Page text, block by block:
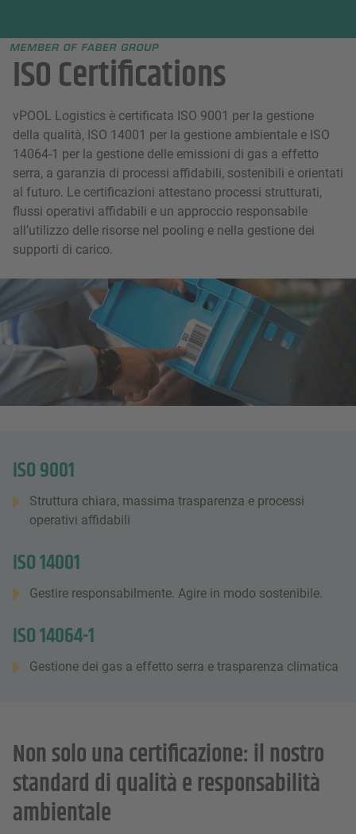
menu
ISO Certifications
vPOOL Logistics è certificata ISO 9001 per la gestione
della qualità, ISO 14001 per la gestione ambientale e ISO
14064-1 per la gestione delle emissioni di gas a effetto
serra, a garanzia di processi affidabili, sostenibili e orientati
al futuro. Le certificazioni attestano processi strutturati,
flussi operativi affidabili e un approccio responsabile
all’utilizzo delle risorse nel pooling e nella gestione dei
supporti di carico.
ISO 9001
Struttura chiara, massima trasparenza e processi
operativi affidabili
ISO 14001
Gestire responsabilmente. Agire in modo sostenibile.
ISO 14064-1
Gestione dei gas a effetto serra e trasparenza climatica
Non solo una certificazione: il nostro
standard di qualità e responsabilità
ambientale